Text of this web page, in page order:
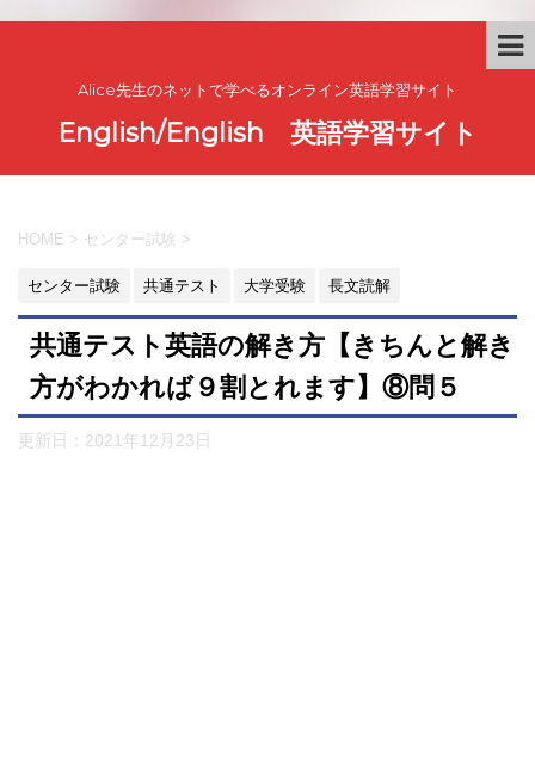
Alice先生のネットで学べるオンライン英語学習サイト
English/English 英語学習サイト
HOME > センター試験 >
センター試験 共通テスト 大学受験 長文読解
共通テスト英語の解き方【きちんと解き
方がわかれば９割とれます】⑧問５
更新日： 2021年12月23日